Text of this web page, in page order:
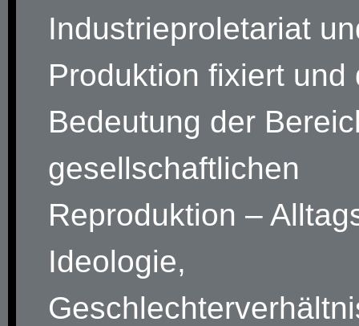
Industrieproletariat
Produktion fixiert und
Bedeutung der
gesellschaftlichen
Reproduktion –
Ideologie,